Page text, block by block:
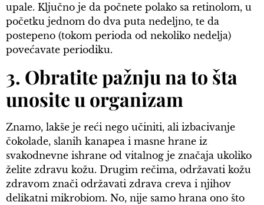
upale. Ključno je da počnete polako sa retinolom, u
početku jednom do dva puta nedeljno, te da
postepeno (tokom perioda od nekoliko nedelja)
povećavate periodiku.
3. Obratite pažnju na to šta
unosite u organizam
Znamo, lakše je reći nego učiniti, ali izbacivanje
čokolade, slanih kanapea i masne hrane iz
svakodnevne ishrane od vitalnog je značaja ukoliko
želite zdravu kožu. Drugim rečima, održavati kožu
zdravom znači održavati zdrava creva i njihov
delikatni mikrobiom. No, nije samo hrana ono što